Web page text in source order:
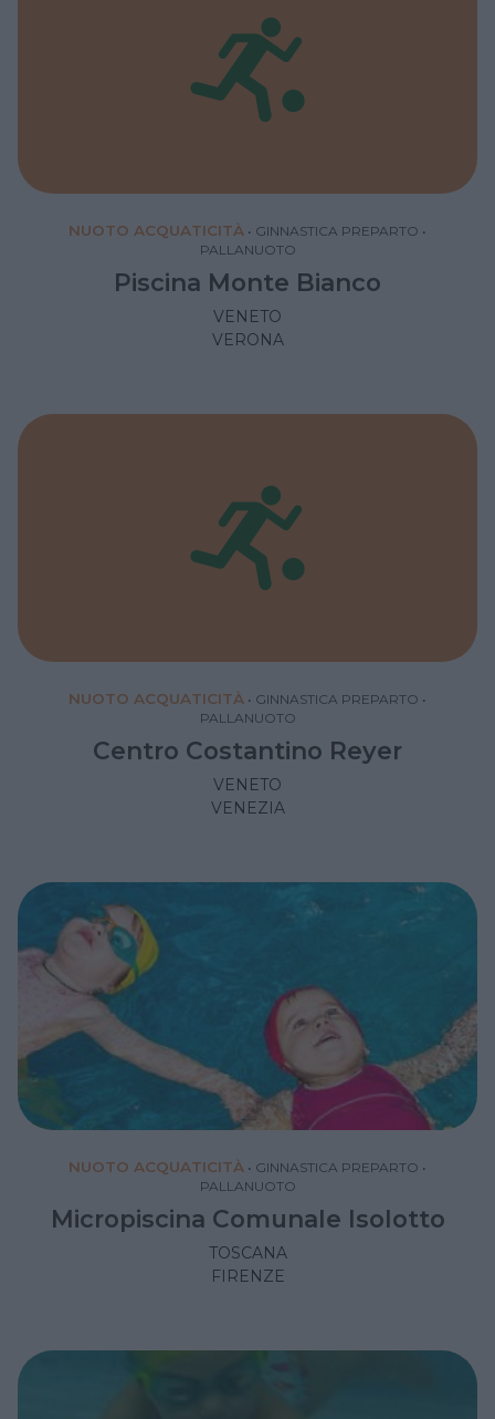
NUOTO ACQUATICITÀ • GINNASTICA PREPARTO •
PALLANUOTO
Piscina Monte Bianco
VENETO
VERONA
NUOTO ACQUATICITÀ • GINNASTICA PREPARTO •
PALLANUOTO
Centro Costantino Reyer
VENETO
VENEZIA
NUOTO ACQUATICITÀ • GINNASTICA PREPARTO •
PALLANUOTO
Micropiscina Comunale Isolotto
TOSCANA
FIRENZE